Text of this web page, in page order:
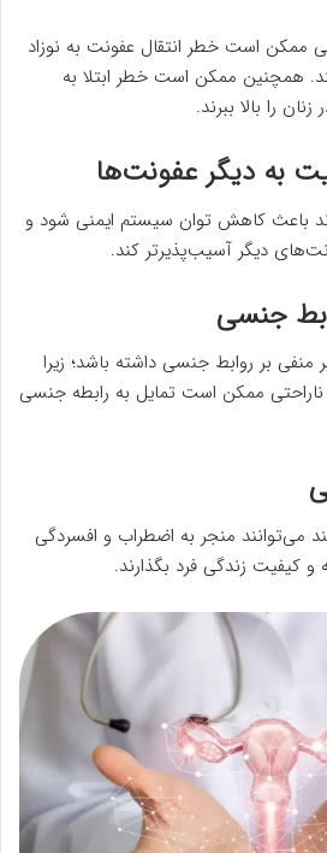
ممکن است خطر انتقال عفونت به نوزاد
همچنین ممکن است خطر ابتلا به
را بالا ببرند.
باعث کاهش توان سیستم ایمنی شود و
دیگر آسیب‌پذیرتر کند.
منفی بر روابط جنسی داشته باشد؛ زیرا
ممکن است تمایل به رابطه جنسی
می‌توانند منجر به اضطراب و افسردگی
و کیفیت زندگی فرد بگذارند.